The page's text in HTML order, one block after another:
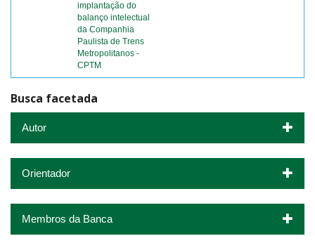
implantação do
balanço intelectual
da Companhia
Paulista de Trens
Metropolitanos -
CPTM
Busca facetada
Autor
Orientador
Membros da Banca